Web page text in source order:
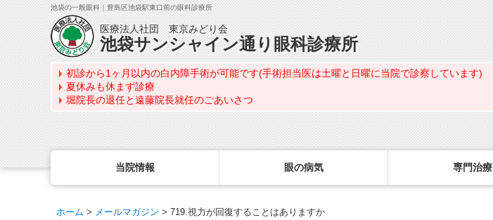
池袋の一般眼科｜豊島区池袋駅東口前の眼科診療所
医療法人社団 東京みどり会
池袋サンシャイン通り眼科診療所
初診から1ヶ月以内の白内障手術が可能です(手術担当医は土曜と日曜に当院で診察しています)
夏休みも休まず診療
堀院長の退任と遠藤院長就任のごあいさつ
当院情報
最新情報
眼の病気
眼の病気を調べる
専門治療
眼科専門治療・特設ページ
WEB予約(来院日時の設定)
コンタクトレンズ診療
ホーム > メールマガジン > 719.視力が回復することはありますか